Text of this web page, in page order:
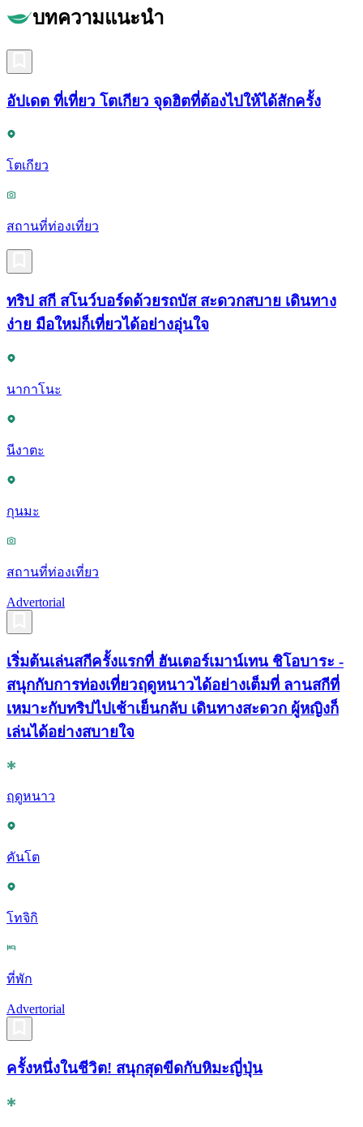
บทความแนะนำ
อัปเดต ที่เที่ยว โตเกียว จุดฮิตที่ต้องไปให้ได้สักครั้ง
โตเกียว
สถานที่ท่องเที่ยว
ทริป สกี สโนว์บอร์ดด้วยรถบัส สะดวกสบาย เดินทาง
ง่าย มือใหม่ก็เที่ยวได้อย่างอุ่นใจ
นากาโนะ
นีงาตะ
กุนมะ
สถานที่ท่องเที่ยว
Advertorial
เริ่มต้นเล่นสกีครั้งแรกที่ ฮันเตอร์เมาน์เทน ชิโอบาระ -
สนุกกับการท่องเที่ยวฤดูหนาวได้อย่างเต็มที่ ลานสกีที่
เหมาะกับทริปไปเช้าเย็นกลับ เดินทางสะดวก ผู้หญิงก็
เล่นได้อย่างสบายใจ
ฤดูหนาว
คันโต
โทจิกิ
ที่พัก
Advertorial
ครั้งหนึ่งในชีวิต! สนุกสุดขีดกับหิมะญี่ปุ่น